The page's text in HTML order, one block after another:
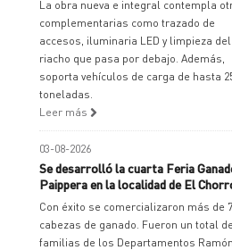
La obra nueva e integral contempla
complementarias como trazado de
accesos, iluminaria LED y limpieza del
riacho que pasa por debajo. Además,
soporta vehículos de carga de hasta
toneladas.
Leer más
03-08-2026
Se desarrolló la cuarta Feria
Paippera en la localidad de El
Con éxito se comercializaron más de
cabezas de ganado. Fueron un total
familias de los Departamentos Ramón